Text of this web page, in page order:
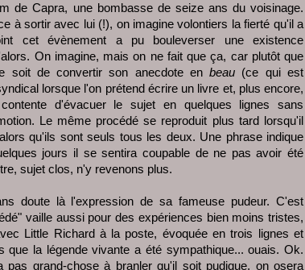
de Capra, une bombasse de seize ans du voisinage.
à sortir avec lui (!), on imagine volontiers la fierté qu'il a
cet évènement a pu bouleverser une existence
On imagine, mais on ne fait que ça, car plutôt que
soit de convertir son anecdote enbeau (ce qui est
lorsque l'on prétend écrire un livre et, plus encore,
d'évacuer le sujet en quelques lignes sans
Le même procédé se reproduit plus tard lorsqu'il
qu'ils sont seuls tous les deux. Une phrase indique
jours il se sentira coupable de ne pas avoir été
sujet clos, n'y revenons plus.
doute là l'expression de sa fameuse pudeur. C'est
vaille aussi pour des expériences bien moins tristes,
Little Richard à la poste, évoquée en trois lignes et
que la légende vivante a été sympathique... ouais. Ok.
pas grand-chose à branler qu'il soit pudique, on osera